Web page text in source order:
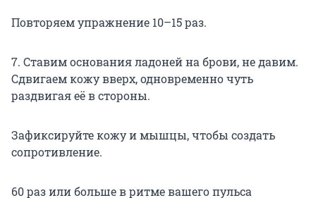
Повторяем упражнение 10–15 раз.
7. Ставим основания ладоней на брови, не давим.
Сдвигаем кожу вверх, одновременно чуть
раздвигая её в стороны.
Зафиксируйте кожу и мышцы, чтобы создать
сопротивление.
60 раз или больше в ритме вашего пульса